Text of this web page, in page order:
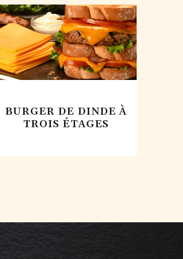
BURGER DE DINDE À
TROIS ÉTAGES